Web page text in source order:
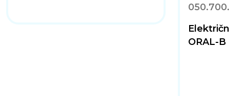
ORAL-B